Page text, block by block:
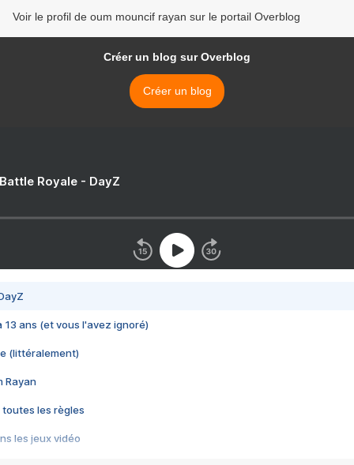
Voir le profil de oum mouncif rayan sur le portail Overblog
Créer un blog sur Overblog
Créer un blog
Royale - DayZ
13 ans (et vous l'avez ignoré)
(littéralement)
Rayan
toutes les règles
les jeux vidéo